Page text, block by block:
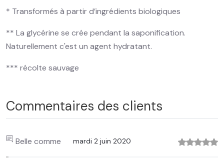
* Transformés à partir d’ingrédients biologiques
** La glycérine se crée pendant la saponification.
Naturellement c'est un agent hydratant.
*** récolte sauvage
Commentaires des clients
Belle comme mardi 2 juin 2020